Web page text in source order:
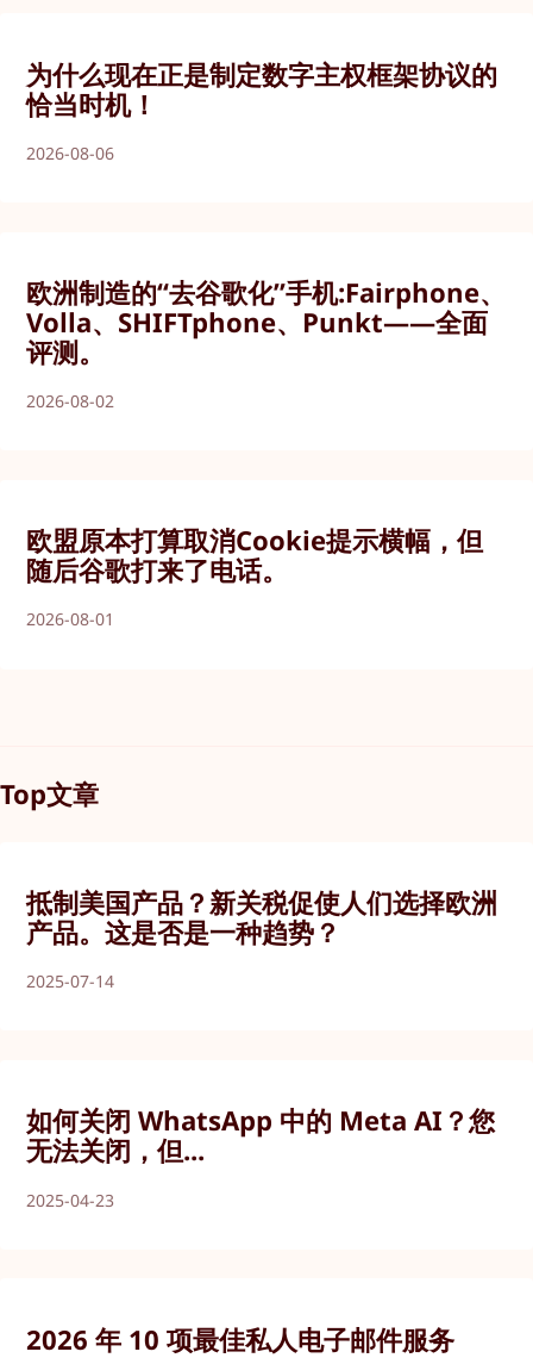
为什么现在正是制定数字主权框架协议的
恰当时机！
2026-08-06
欧洲制造的“去谷歌化”手机:Fairphone、
Volla、SHIFTphone、Punkt——全面
评测。
2026-08-02
欧盟原本打算取消Cookie提示横幅，但
随后谷歌打来了电话。
2026-08-01
Top文章
抵制美国产品？新关税促使人们选择欧洲
产品。这是否是一种趋势？
2025-07-14
如何关闭 WhatsApp 中的 Meta AI？您
无法关闭，但...
2025-04-23
2026 年 10 项最佳私人电子邮件服务